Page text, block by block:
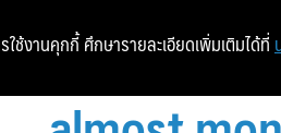
ใช้งานคุกกี้ ศึกษารายละเอียดเพิ่มเติมได้ที่